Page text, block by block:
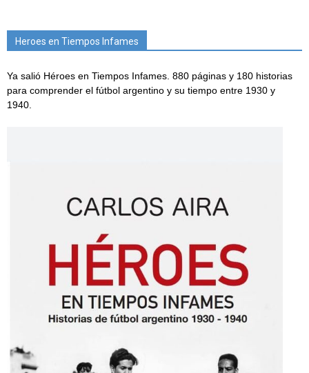
Heroes en Tiempos Infames
Ya salió Héroes en Tiempos Infames. 880 páginas y 180 historias
para comprender el fútbol argentino y su tiempo entre 1930 y
1940.